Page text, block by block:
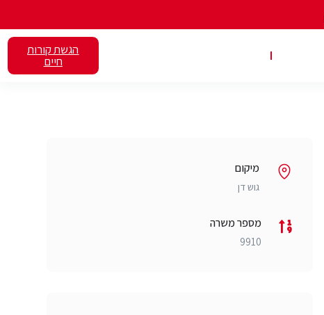
הגשת קורות
חיים
מיקום
גוש דן
מספר משרה
9910